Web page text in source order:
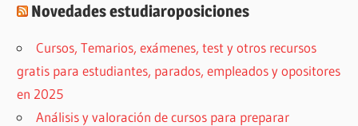
Novedades estudiaroposiciones
Cursos, Temarios, exámenes, test y otros recursos
gratis para estudiantes, parados, empleados y opositores
en 2025
Análisis y valoración de cursos para preparar